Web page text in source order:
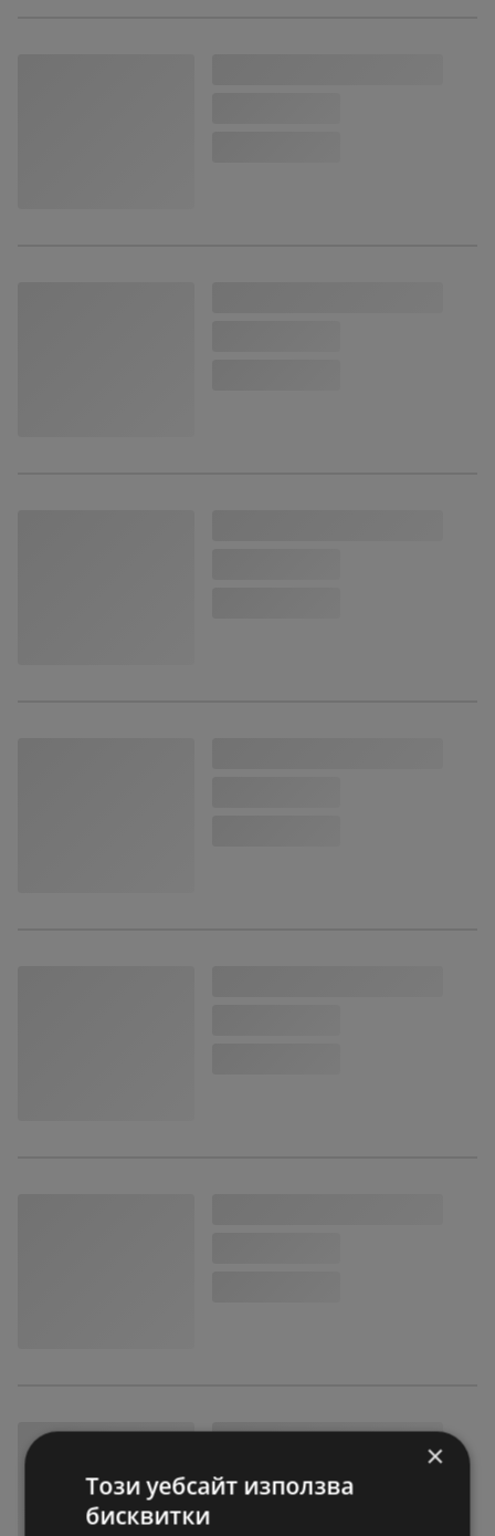
×
Този уебсайт използва
бисквитки